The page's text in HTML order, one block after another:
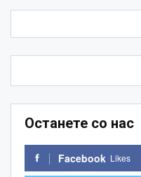
Останете со нас
Facebook Likes